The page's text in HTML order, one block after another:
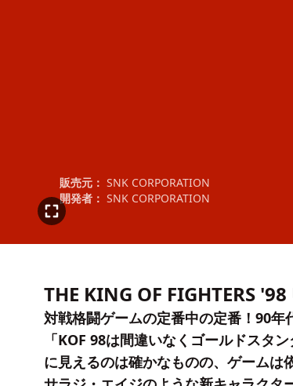
販売元： SNK CORPORATION
開発者： SNK CORPORATION
THE KING OF FIGHTERS
対戦格闘ゲームの定番中の定番！90年
「KOF 98は間違いなくゴールドスタ
に見えるのは確かなものの、ゲームは